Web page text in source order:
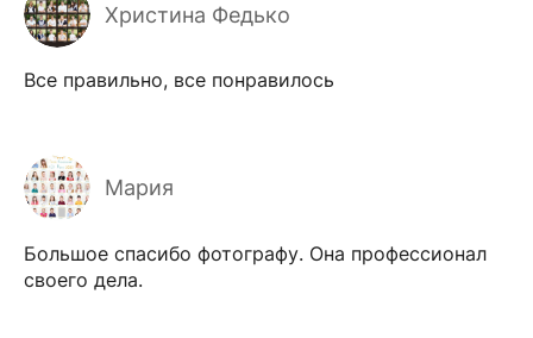
Христина Федько
Все правильно, все понравилось
Мария
Большое спасибо фотографу. Она профессионал
своего дела.